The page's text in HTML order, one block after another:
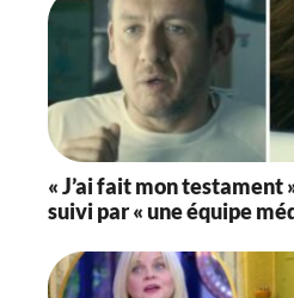
« J’ai fait mon testament
suivi par « une équipe